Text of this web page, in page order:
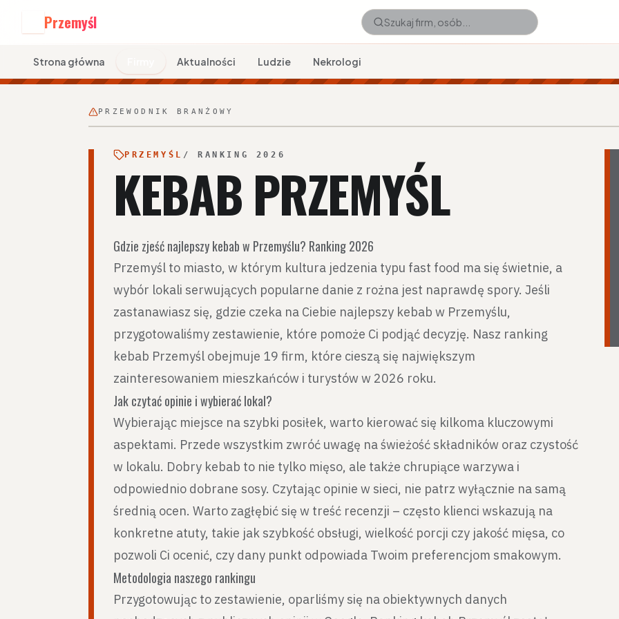
Przemyśl
Strona główna Aktualności Ludzie Nekrologi
PRZEWODNIK BRANŻOWY
PRZEMYŚL / RANKING 2026
KEBAB PRZEMYŚL
Gdzie zjeść najlepszy kebab w Przemyślu? Ranking 2026
Przemyśl to miasto, w którym kultura jedzenia typu fast food ma się świetnie, a
wybór lokali serwujących popularne danie z rożna jest naprawdę spory. Jeśli
zastanawiasz się, gdzie czeka na Ciebie najlepszy kebab w Przemyślu,
przygotowaliśmy zestawienie, które pomoże Ci podjąć decyzję. Nasz ranking
kebab Przemyśl obejmuje 19 firm, które cieszą się największym
zainteresowaniem mieszkańców i turystów w 2026 roku.
Jak czytać opinie i wybierać lokal?
Wybierając miejsce na szybki posiłek, warto kierować się kilkoma kluczowymi
aspektami. Przede wszystkim zwróć uwagę na świeżość składników oraz czystość
w lokalu. Dobry kebab to nie tylko mięso, ale także chrupiące warzywa i
odpowiednio dobrane sosy. Czytając opinie w sieci, nie patrz wyłącznie na samą
średnią ocen. Warto zagłębić się w treść recenzji – często klienci wskazują na
konkretne atuty, takie jak szybkość obsługi, wielkość porcji czy jakość mięsa, co
pozwoli Ci ocenić, czy dany punkt odpowiada Twoim preferencjom smakowym.
Metodologia naszego rankingu
Przygotowując to zestawienie, oparliśmy się na obiektywnych danych